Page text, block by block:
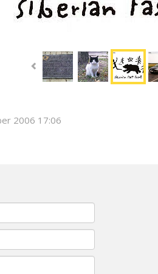
2006 17:06